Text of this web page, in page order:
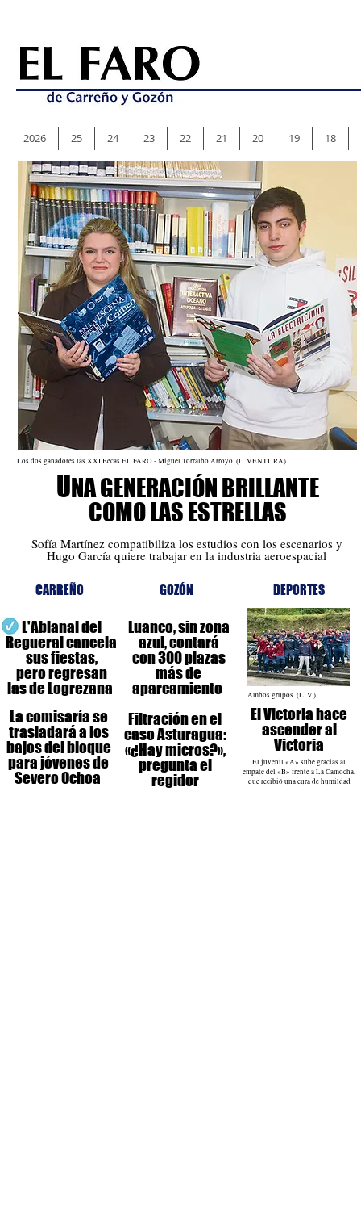
Los dos ganadores las XXI Becas EL FARO - Miguel Torralbo Arroyo. (L. VENTURA)
UNA GENERACIÓN BRILLANTE
COMO LAS ESTRELLAS
Sofía Martínez compatibiliza los estudios con los escenarios y
Hugo García quiere trabajar en la industria aeroespacial
CARREÑO GOZÓN DEPORTES
L'Ablanal del
Regueral cancela
sus fiestas,
pero regresan
las de Logrezana
Luanco, sin zona
azul, contará
con 300 plazas
más de
aparcamiento
Ambos grupos. (L. V.)
La comisaría se
trasladará a los
bajos del bloque
para jóvenes de
Severo Ochoa
Filtración en el
caso Asturagua:
«¿Hay micros?»,
pregunta el
regidor
El Victoria hace
ascender al
Victoria
El juvenil «A» sube gracias al
empate del «B» frente a La Camocha,
que recibió una cura de humildad
2026 25 24 23 22 21 20 19 18